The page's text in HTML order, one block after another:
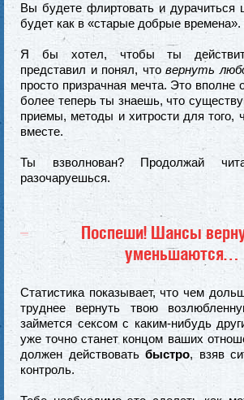
Вы будете флиртовать и дурачиться
будет как в «старые добрые времена».
Я бы хотел, чтобы ты
представил и понял, что вернуть
просто призрачная мечта. Это вполне
более теперь ты знаешь, что
приемы, методы и хитрости для того,
вместе.
Ты взволнован? Продолжай
разочаруешься.
Поспеши! Шансы
уменьшаются…
Статистика показывает, что чем
труднее вернуть твою
займется сексом с каким-нибудь
уже точно станет концом ваших
должен действовать быстро, взяв
контроль.